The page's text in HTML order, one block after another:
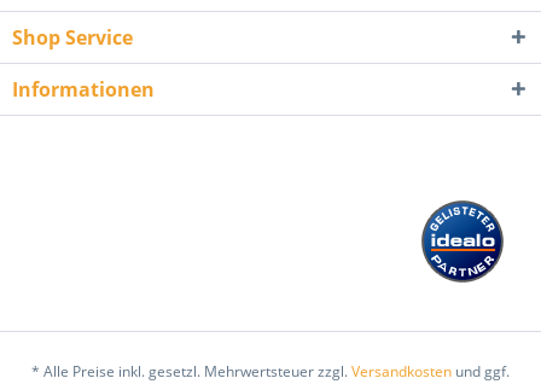
Shop Service
Informationen
* Alle Preise inkl. gesetzl. Mehrwertsteuer zzgl.Versandkosten und ggf.